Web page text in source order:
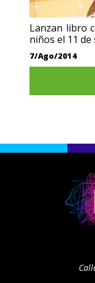
Lanzan libro
niños el 11
7/Ago/2014